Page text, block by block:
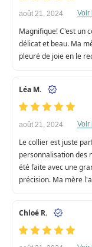
août 21, 2024 Voir
Magnifique! C'est un
délicat et beau. Ma
pleuré de joie en le
Léa M.
août 21, 2024 Voir
Le collier est juste
personnalisation des
été faite avec une
précision. Ma mère
Chloé R.